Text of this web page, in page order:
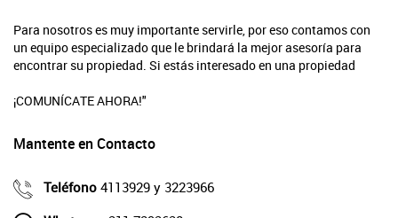
Para nosotros es muy importante servirle, por eso contamos con
un equipo especializado que le brindará la mejor asesoría para
encontrar su propiedad. Si estás interesado en una propiedad
¡COMUNÍCATE AHORA!"
Mantente en Contacto
Teléfono 4113929 y 3223966